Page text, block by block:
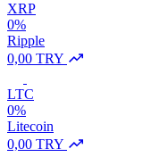
XRP
0%
Ripple
0,00 TRY
LTC
0%
Litecoin
0,00 TRY